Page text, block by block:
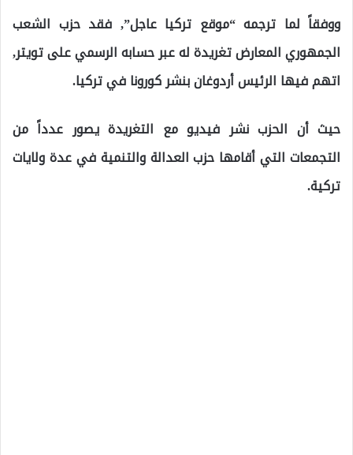
ووفقاً لما ترجمه “موقع تركيا عاجل”, فقد حزب الشعب
الجمهوري المعارض تغريدة له عبر حسابه الرسمي على تويتر,
اتهم فيها الرئيس أردوغان بنشر كورونا في تركيا.
حيث أن الحزب نشر فيديو مع التغريدة يصور عدداً من
التجمعات التي أقامها حزب العدالة والتنمية في عدة ولايات
تركية.